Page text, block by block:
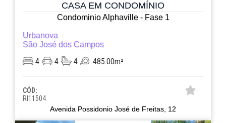
CASA EM CONDOMÍNIO
Condominio Alphaville - Fase 1
Urbanova
São José dos Campos
4 4 4 485.00m²
CÓD:
RI11504
Avenida Possidonio José de Freitas, 12